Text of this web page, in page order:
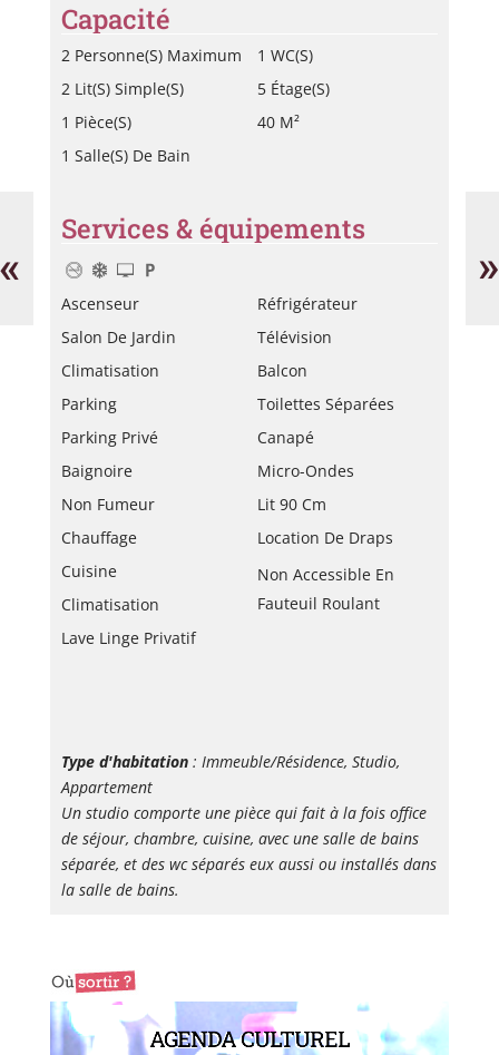
«
Marie-
Noëlle »
Capacité
2 Personne(s) Maximum
2 Lit(s) Simple(s)
1 Pièce(s)
1 Salle(s) De Bain
1 WC(s)
5 Étage(s)
40 M²
Services & équipements
Ascenseur
Salon De Jardin
Climatisation
Parking
Parking Privé
Baignoire
Non Fumeur
Chauffage
Cuisine
Climatisation
Lave Linge Privatif
Réfrigérateur
Télévision
Balcon
Toilettes Séparées
Canapé
Micro-Ondes
Lit 90 Cm
Location De Draps
Non Accessible En
Fauteuil Roulant
Type d'habitation : Immeuble/Résidence, Studio,
Appartement
Un studio comporte une pièce qui fait à la fois office
de séjour, chambre, cuisine, avec une salle de bains
séparée, et des wc séparés eux aussi ou installés dans
la salle de bains.
AGENDA CULTUREL